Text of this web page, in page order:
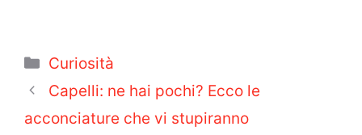
Categorie
Curiosità
Capelli: ne hai pochi? Ecco le
acconciature che vi stupiranno